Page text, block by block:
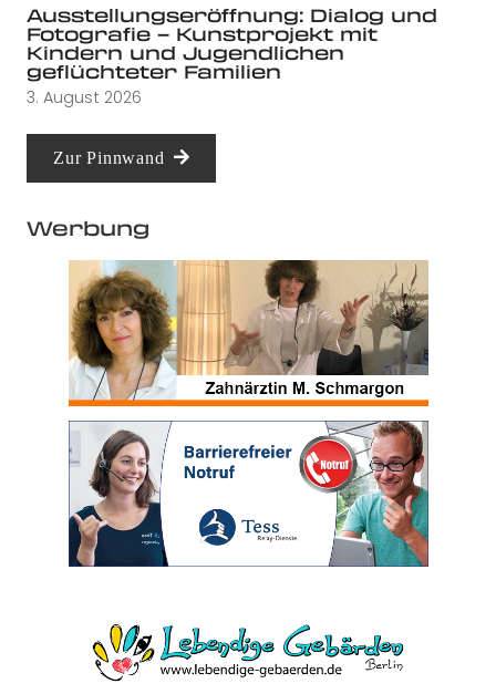
Ausstellungseröffnung: Dialog und
Fotografie – Kunstprojekt mit
Kindern und Jugendlichen
geflüchteter Familien
3. August 2026
Zur Pinnwand
Werbung